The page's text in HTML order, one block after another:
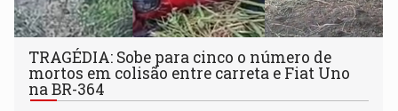
TRAGÉDIA: Sobe para cinco o número de
mortos em colisão entre carreta e Fiat Uno
na BR-364